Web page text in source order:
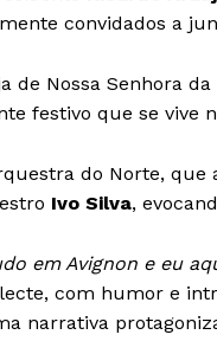
convidados a
de Nossa Senhora
festivo que se vive
do Norte, que
Ivo Silva,
em Avignon e eu
com humor e
narrativa